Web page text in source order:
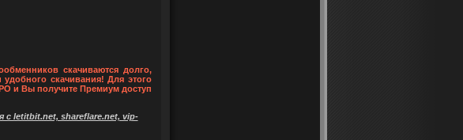
скачиваются долго,
скачивания! Для этого
и Вы получите Премиум доступ
с letitbit.net, shareflare.net, vip-